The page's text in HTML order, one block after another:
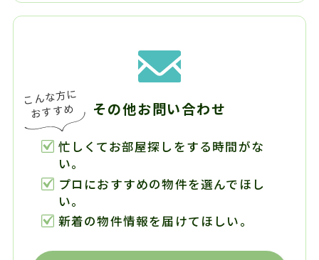
その他お問い合わせ
忙しくてお部屋探しをする時間がな
い。
プロにおすすめの物件を選んでほし
い。
新着の物件情報を届けてほしい。